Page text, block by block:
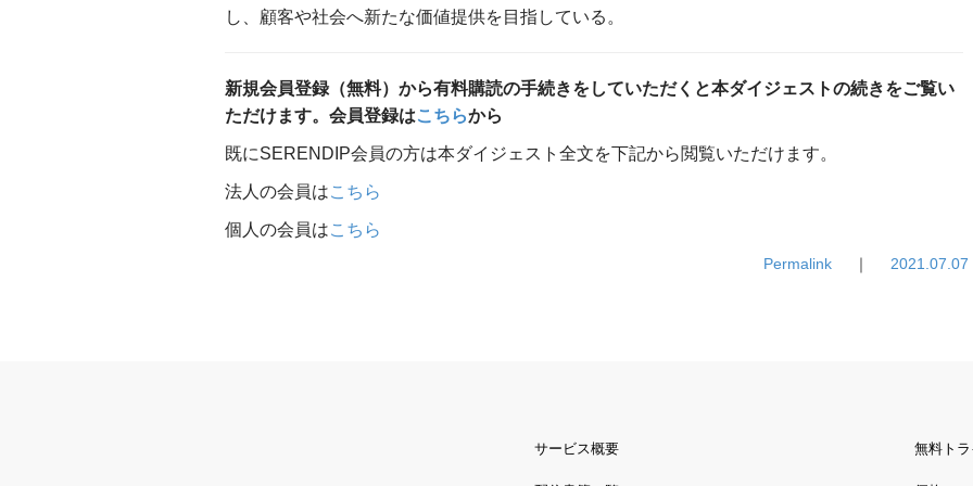
し、顧客や社会へ新たな価値提供を目指している。
新規会員登録（無料）から有料購読の手続きをしていただくと本ダイジェストの続きをご覧い
ただけます。会員登録はこちらから
既にSERENDIP会員の方は本ダイジェスト全文を下記から閲覧いただけます。
法人の会員はこちら
個人の会員はこちら
Permalink ｜ 2021.07.07
サービス概要 無料ト